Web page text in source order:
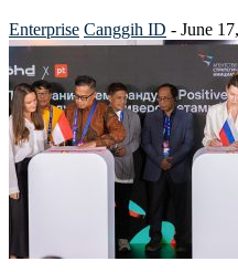
Enterprise Canggih ID - June